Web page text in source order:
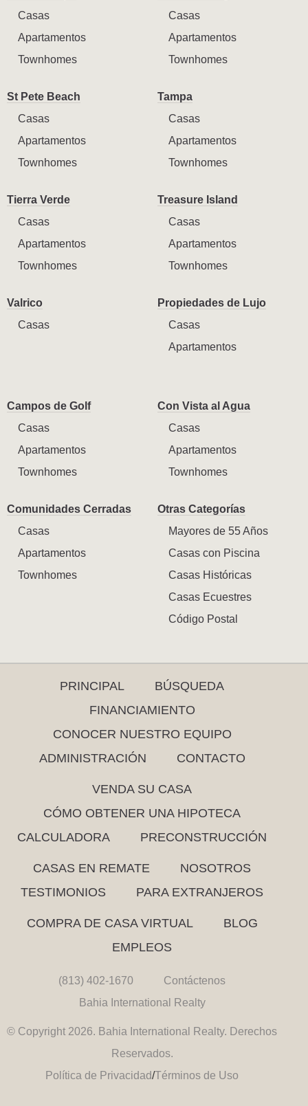
Casas
Apartamentos
Townhomes
Casas
Apartamentos
Townhomes
St Pete Beach
Casas
Apartamentos
Townhomes
Tampa
Casas
Apartamentos
Townhomes
Tierra Verde
Casas
Apartamentos
Townhomes
Treasure Island
Casas
Apartamentos
Townhomes
Valrico
Casas
Propiedades de Lujo
Casas
Apartamentos
Campos de Golf
Casas
Apartamentos
Townhomes
Con Vista al Agua
Casas
Apartamentos
Townhomes
Comunidades Cerradas
Casas
Apartamentos
Townhomes
Otras Categorías
Mayores de 55 Años
Casas con Piscina
Casas Históricas
Casas Ecuestres
Código Postal
PRINCIPAL
BÚSQUEDA
FINANCIAMIENTO
CONOCER NUESTRO EQUIPO
ADMINISTRACIÓN
CONTACTO
VENDA SU CASA
CÓMO OBTENER UNA HIPOTECA
CALCULADORA
PRECONSTRUCCIÓN
CASAS EN REMATE
NOSOTROS
TESTIMONIOS
PARA EXTRANJEROS
COMPRA DE CASA VIRTUAL
BLOG
EMPLEOS
(813) 402-1670
Contáctenos
Bahia International Realty
© Copyright 2026. Bahia International Realty. Derechos
Reservados.
Política de Privacidad/Términos de Uso